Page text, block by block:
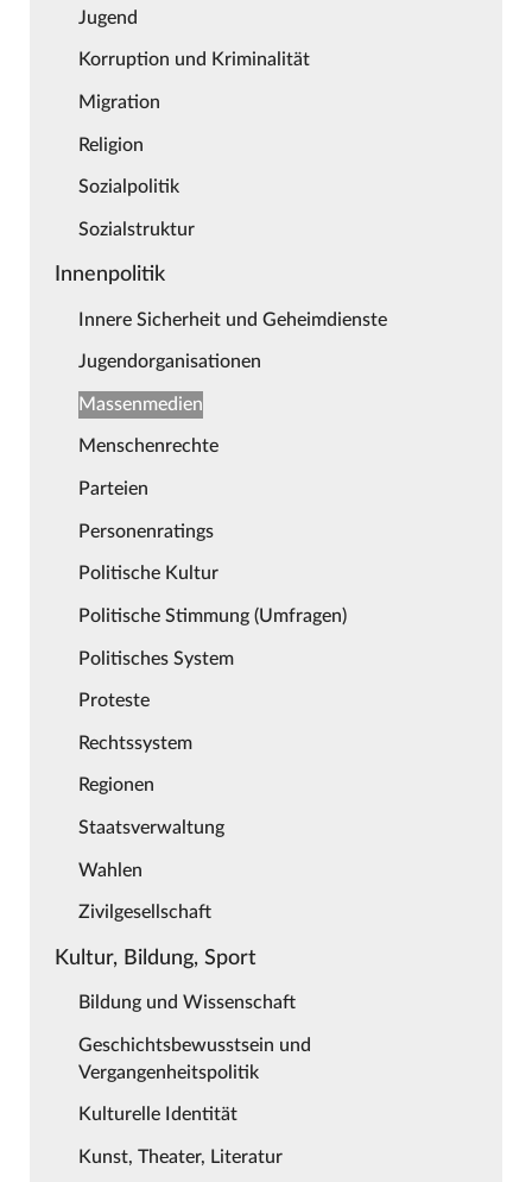
Jugend
Korruption und Kriminalität
Migration
Religion
Sozialpolitik
Sozialstruktur
Innenpolitik
Innere Sicherheit und Geheimdienste
Jugendorganisationen
Massenmedien
Menschenrechte
Parteien
Personenratings
Politische Kultur
Politische Stimmung (Umfragen)
Politisches System
Proteste
Rechtssystem
Regionen
Staatsverwaltung
Wahlen
Zivilgesellschaft
Kultur, Bildung, Sport
Bildung und Wissenschaft
Geschichtsbewusstsein und
Vergangenheitspolitik
Kulturelle Identität
Kunst, Theater, Literatur